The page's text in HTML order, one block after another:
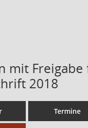
Feed
mit
2018
Termine